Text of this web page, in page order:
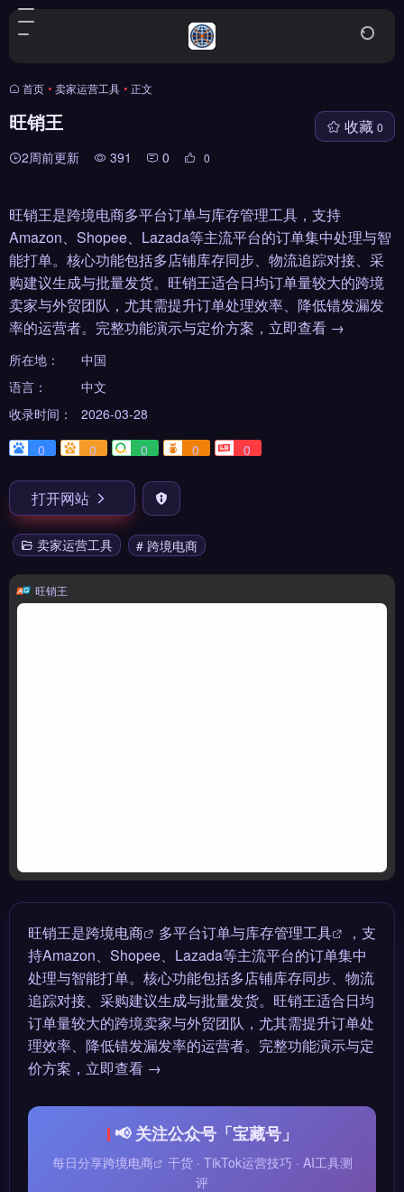
首页 • 卖家运营工具 • 正文
旺销王
2周前更新 391 0 0
收藏 0
旺销王是跨境电商多平台订单与库存管理工具，支持
Amazon、Shopee、Lazada等主流平台的订单集中处理与智
能打单。核心功能包括多店铺库存同步、物流追踪对接、采
购建议生成与批量发货。旺销王适合日均订单量较大的跨境
卖家与外贸团队，尤其需提升订单处理效率、降低错发漏发
率的运营者。完整功能演示与定价方案，立即查看 →
所在地：
中国
语言：
中文
收录时间：
2026-03-28
0
0 0 0 0
打开网站
卖家运营工具 # 跨境电商
旺销王
旺销王是跨境电商 多平台订单与库存管理工具
，支
持Amazon、Shopee、Lazada等主流平台的订单集中
处理与智能打单。核心功能包括多店铺库存同步、物流
追踪对接、采购建议生成与批量发货。旺销王适合日均
订单量较大的跨境卖家与外贸团队，尤其需提升订单处
理效率、降低错发漏发率的运营者。完整功能演示与定
价方案，立即查看 →
📢 关注公众号「宝藏号」
每日分享跨境电商
干货 · TikTok运营技巧 · AI工具测
评